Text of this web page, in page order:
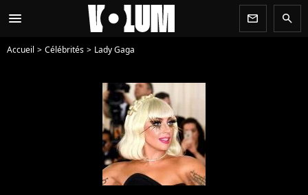
menu newsletter search
Accueil Célébrités Lady Gaga